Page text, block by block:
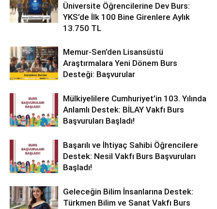
Üniversite Öğrencilerine Dev Burs:
YKS’de İlk 100 Bine Girenlere Aylık
13.750 TL
Memur-Sen’den Lisansüstü
Araştırmalara Yeni Dönem Burs
Desteği: Başvurular
Mülkiyelilere Cumhuriyet’in 103. Yılında
Anlamlı Destek: BİLAY Vakfı Burs
Başvuruları Başladı!
Başarılı ve İhtiyaç Sahibi Öğrencilere
Destek: Nesil Vakfı Burs Başvuruları
Başladı!
Geleceğin Bilim İnsanlarına Destek:
Türkmen Bilim ve Sanat Vakfı Burs